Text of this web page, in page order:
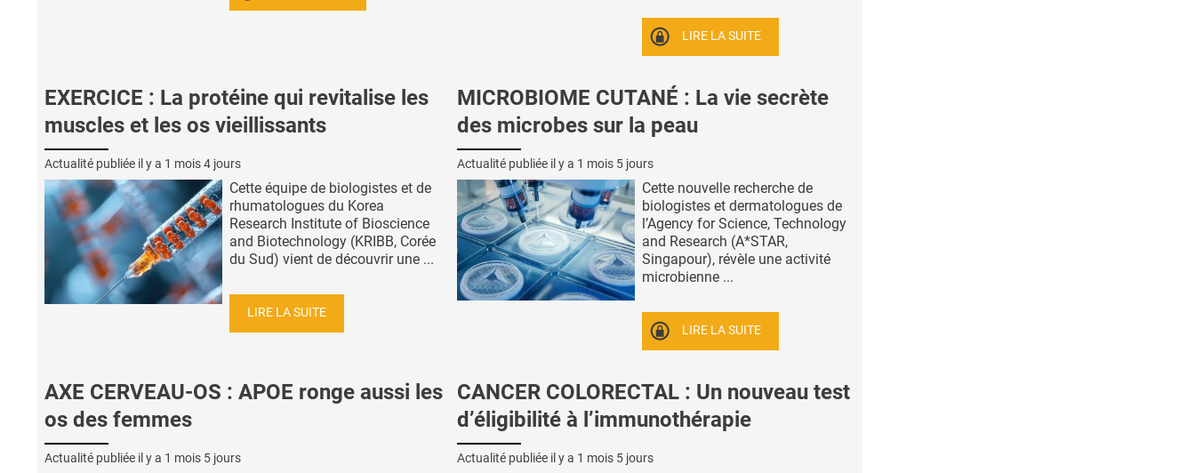
LIRE LA SUITE
EXERCICE : La protéine qui revitalise les
muscles et les os vieillissants
Actualité publiée il y a 1 mois 4 jours
Cette équipe de biologistes et de
rhumatologues du Korea
Research Institute of Bioscience
and Biotechnology (KRIBB, Corée
du Sud) vient de découvrir une ...
LIRE LA SUITE
MICROBIOME CUTANÉ : La vie secrète
des microbes sur la peau
Actualité publiée il y a 1 mois 5 jours
Cette nouvelle recherche de
biologistes et dermatologues de
l’Agency for Science, Technology
and Research (A*STAR,
Singapour), révèle une activité
microbienne ...
LIRE LA SUITE
AXE CERVEAU-OS : APOE ronge aussi les
os des femmes
Actualité publiée il y a 1 mois 5 jours
CANCER COLORECTAL : Un nouveau test
d’éligibilité à l’immunothérapie
Actualité publiée il y a 1 mois 5 jours